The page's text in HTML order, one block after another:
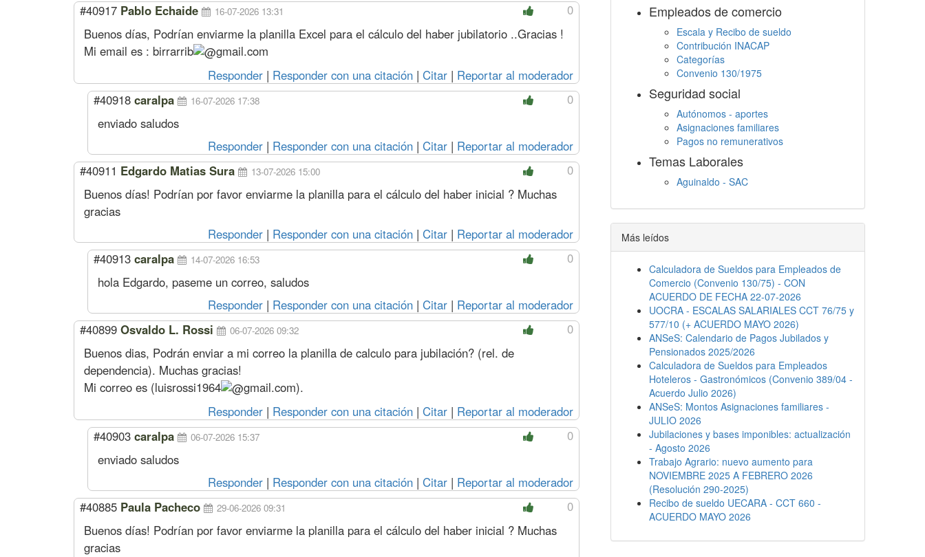
0
#40917 Pablo Echaide 16-07-2026 13:31
Buenos días, Podrían enviarme la planilla Excel para el cálculo del haber jubilatorio ..Gracias !
Mi email es : birrarrib
gmail.com
Responder | Responder con una citación | Citar | Reportar al moderador
0
#40918 caralpa 16-07-2026 17:38
enviado saludos
Responder | Responder con una citación | Citar | Reportar al moderador
0
#40911 Edgardo Matias Sura 13-07-2026 15:00
Buenos días! Podrían por favor enviarme la planilla para el cálculo del haber inicial ? Muchas
gracias
Responder | Responder con una citación | Citar | Reportar al moderador
0
#40913 caralpa 14-07-2026 16:53
hola Edgardo, paseme un correo, saludos
Responder | Responder con una citación | Citar | Reportar al moderador
0
#40899 Osvaldo L. Rossi 06-07-2026 09:32
Buenos dias, Podrán enviar a mi correo la planilla de calculo para jubilación? (rel. de
dependencia). Muchas gracias!
Mi correo es (luisrossi1964 gmail.com).
Responder | Responder con una citación | Citar | Reportar al moderador
0
#40903 caralpa 06-07-2026 15:37
enviado saludos
Responder | Responder con una citación | Citar | Reportar al moderador
0
#40885 Paula Pacheco 29-06-2026 09:31
Buenos días! Podrían por favor enviarme la planilla para el cálculo del haber inicial ? Muchas
gracias
Empleados de comercio
Escala y Recibo de sueldo
Contribución INACAP
Categorías
Convenio 130/1975
Seguridad social
Autónomos - aportes
Asignaciones familiares
Pagos no remunerativos
Temas Laborales
Aguinaldo - SAC
Descanso semanal
Embargos
Más leídos
Calculadora de Sueldos para Empleados de
Comercio (Convenio 130/75) - CON
ACUERDO DE FECHA 22-07-2026
UOCRA - ESCALAS SALARIALES CCT 76/75 y
577/10 (+ ACUERDO MAYO 2026)
ANSeS: Calendario de Pagos Jubilados y
Pensionados 2025/2026
Calculadora de Sueldos para Empleados
Hoteleros - Gastronómicos (Convenio 389/04 -
Acuerdo Julio 2026)
ANSeS: Montos Asignaciones familiares -
JULIO 2026
Jubilaciones y bases imponibles: actualización
- Agosto 2026
Trabajo Agrario: nuevo aumento para
NOVIEMBRE 2025 A FEBRERO 2026
(Resolución 290-2025)
Recibo de sueldo UECARA - CCT 660 -
ACUERDO MAYO 2026